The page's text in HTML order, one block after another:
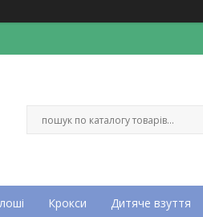
Крокси Дитяче взуття